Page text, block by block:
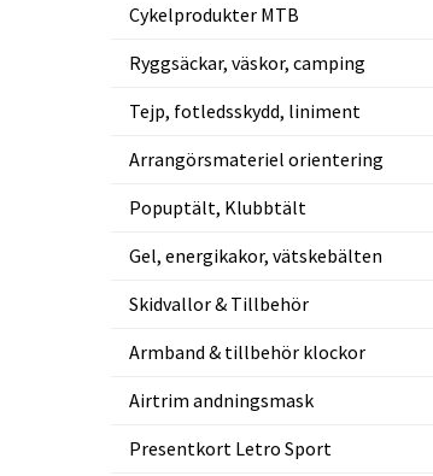
Cykelprodukter MTB
Ryggsäckar, väskor, camping
Tejp, fotledsskydd, liniment
Arrangörsmateriel orientering
Popuptält, Klubbtält
Gel, energikakor, vätskebälten
Skidvallor & Tillbehör
Armband & tillbehör klockor
Airtrim andningsmask
Presentkort Letro Sport